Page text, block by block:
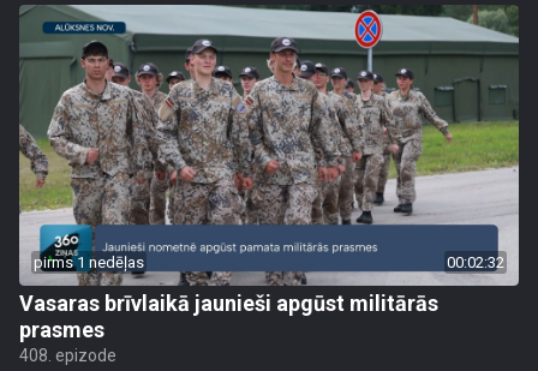
pirms 1 nedēļas 00:02:32
Vasaras brīvlaikā jaunieši apgūst militārās
prasmes
408. epizode